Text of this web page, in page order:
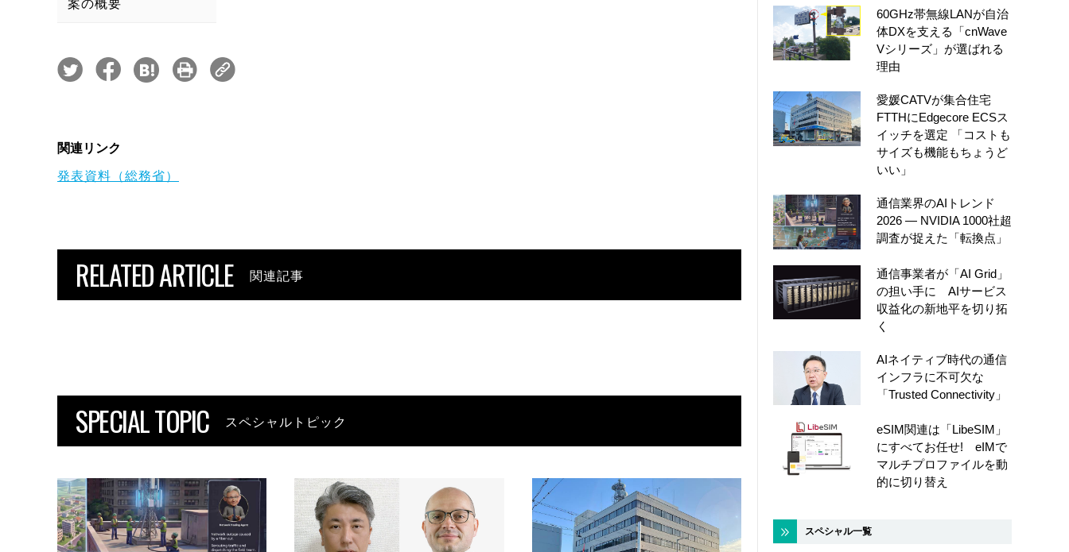
関連リンク
発表資料（総務省）
RELATED ARTICLE 関連記事
SPECIAL TOPIC スペシャルトピック
60GHz帯無線LANが自治
体DXを支える「cnWave
Vシリーズ」が選ばれる
理由
愛媛CATVが集合住宅
FTTHにEdgecore ECSス
イッチを選定 「コストも
サイズも機能もちょうど
いい」
通信業界のAIトレンド
2026 ― NVIDIA 1000社超
調査が捉えた「転換点」
通信事業者が「AI Grid」
の担い手に AIサービス
収益化の新地平を切り拓
く
AIネイティブ時代の通信
インフラに不可欠な
「Trusted Connectivity」
eSIM関連は「LibeSIM」
にすべてお任せ! eIMで
マルチプロファイルを動
的に切り替え
スペシャル一覧